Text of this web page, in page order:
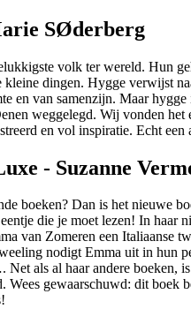
SØderberg
volk ter wereld. Hun
dingen. Hygge verwijst
en van samenzijn. Maar
weggelegd. Wij vonden het
en vol inspiratie. Echt een
- Suzanne
boeken? Dan is het nieuwe
die je moet lezen! In haar
van Zomeren een Italiaanse
nodigt Emma uit in hun
als al haar andere boeken,
Wees gewaarschuwd: dit boek